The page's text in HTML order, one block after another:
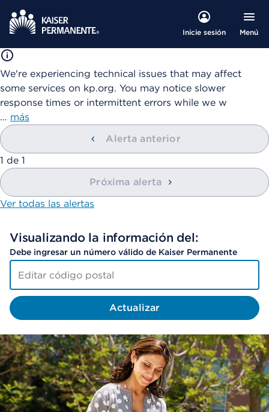
Inicie sesión Menú
We're experiencing technical issues that may affect
some services on kp.org. You may notice slower
response times or intermittent errors while we w
… más
Alerta anterior
mostrando
1 de 1
Próxima alerta
Ver todas las alertas
Visualizando la información del:
Debe ingresar un número válido de Kaiser Permanente
Actualizar